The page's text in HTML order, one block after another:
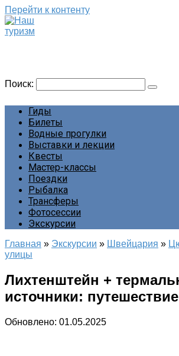
Перейти к контенту
Поиск:
Гиды
Билеты
Водные прогулки
Выставки и лекции
Квесты
Мастер-классы
Поездки
Рыбалка
Трансферы
Фотосессии
Экскурсии
Главная » Экскурсии » Швейцария »
улицы
Лихтенштейн +
источники:
Обновлено: 01.05.2025